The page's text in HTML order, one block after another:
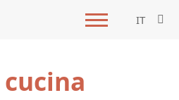
IT